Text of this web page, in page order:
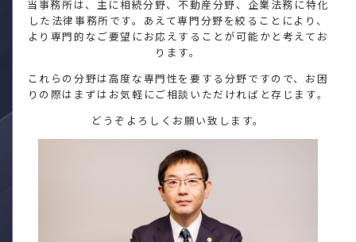
当事務所は、主に相続分野、不動産分野、企業法務に特化
した法律事務所です。あえて専門分野を絞ることにより、
より専門的なご要望にお応えすることが可能かと考えてお
ります。
これらの分野は高度な専門性を要する分野ですので、お困
りの際はまずはお気軽にご相談いただければと存じます。
どうぞよろしくお願い致します。